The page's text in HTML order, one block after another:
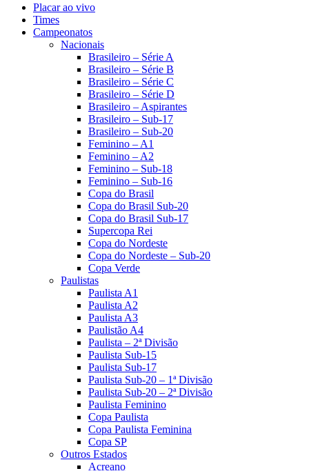
Placar ao vivo
Times
Campeonatos
Nacionais
Brasileiro – Série A
Brasileiro – Série B
Brasileiro – Série C
Brasileiro – Série D
Brasileiro – Aspirantes
Brasileiro – Sub-17
Brasileiro – Sub-20
Feminino – A1
Feminino – A2
Feminino – Sub-18
Feminino – Sub-16
Copa do Brasil
Copa do Brasil Sub-20
Copa do Brasil Sub-17
Supercopa Rei
Copa do Nordeste
Copa do Nordeste – Sub-20
Copa Verde
Paulistas
Paulista A1
Paulista A2
Paulista A3
Paulistão A4
Paulista – 2ª Divisão
Paulista Sub-15
Paulista Sub-17
Paulista Sub-20 – 1ª Divisão
Paulista Sub-20 – 2ª Divisão
Paulista Feminino
Copa Paulista
Copa Paulista Feminina
Copa SP
Outros Estados
Acreano